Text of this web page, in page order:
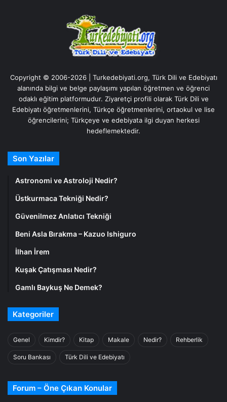
Copyright © 2006-2026 | Turkedebiyati.org, Türk Dili ve Edebiyatı
alanında bilgi ve belge paylaşımı yapılan öğretmen ve öğrenci
odaklı eğitim platformudur. Ziyaretçi profili olarak Türk Dili ve
Edebiyatı öğretmenlerini, Türkçe öğretmenlerini, ortaokul ve lise
öğrencilerini; Türkçeye ve edebiyata ilgi duyan herkesi
hedeflemektedir.
Son Yazılar
Astronomi ve Astroloji Nedir?
Üstkurmaca Tekniği Nedir?
Güvenilmez Anlatıcı Tekniği
Beni Asla Bırakma – Kazuo Ishiguro
İlhan İrem
Kuşak Çatışması Nedir?
Gamlı Baykuş Ne Demek?
Kategoriler
Genel Kimdir? Kitap Makale Nedir? Rehberlik
Soru Bankası Türk Dili ve Edebiyatı
Forum – Öne Çıkan Konular